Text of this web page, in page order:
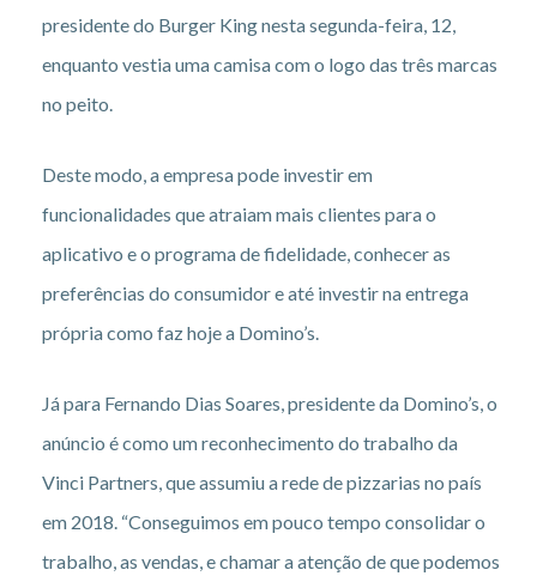
presidente do Burger King nesta segunda-feira, 12,
enquanto vestia uma camisa com o logo das três marcas
no peito.
Deste modo, a empresa pode investir em
funcionalidades que atraiam mais clientes para o
aplicativo e o programa de fidelidade, conhecer as
preferências do consumidor e até investir na entrega
própria como faz hoje a Domino’s.
Já para Fernando Dias Soares, presidente da Domino’s, o
anúncio é como um reconhecimento do trabalho da
Vinci Partners, que assumiu a rede de pizzarias no país
em 2018. “Conseguimos em pouco tempo consolidar o
trabalho, as vendas, e chamar a atenção de que podemos